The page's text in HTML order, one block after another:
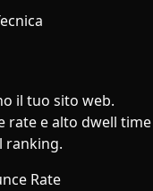
il tuo sito web.
rate e alto dwell time
ranking.
Rate